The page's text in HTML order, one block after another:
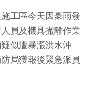
工區今天因豪雨發
員及機具撤離作業
似遭暴漲洪水沖
局獲報後緊急派員